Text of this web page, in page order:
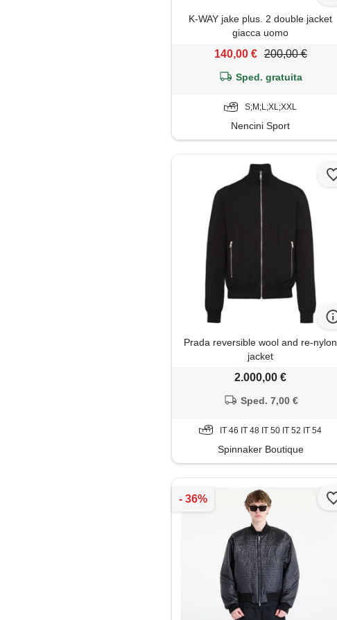
K-WAY jake plus. 2 double jacket
giacca uomo
140,00 € 200,00 €
Sped. gratuita
S;M;L;XL;XXL
Nencini Sport
Prada reversible wool and re-nylon
jacket
2.000,00 €
Sped. 7,00 €
IT 46 IT 48 IT 50 IT 52 IT 54
Spinnaker Boutique